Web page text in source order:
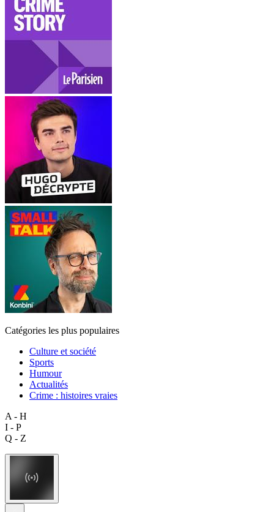
Catégories les plus populaires
Culture et société
Sports
Humour
Actualités
Crime : histoires vraies
A - H
I - P
Q - Z